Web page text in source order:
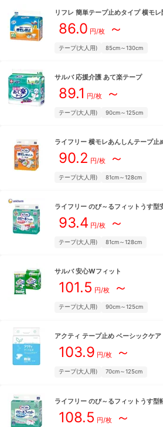
リフレ 簡単テープ止めタイプ 横モレ
86.0 円/枚～
テープ(大人用) 85cm～130cm
サルバ 応援介護 あて楽テープ
89.1 円/枚～
テープ(大人用) 90cm～125cm
ライフリー 横モレあんしんテープ止
90.2 円/枚～
テープ(大人用) 81cm～128cm
ライフリー のび～るフィットうす型
93.4 円/枚～
テープ(大人用) 81cm～128cm
サルバ 安心Wフィット
101.5 円/枚～
テープ(大人用) 90cm～125cm
アクティ テープ止め ベーシックケア
103.9 円/枚～
テープ(大人用) 70cm～125cm
ライフリー のび～るフィットうす型
108.5 円/枚～